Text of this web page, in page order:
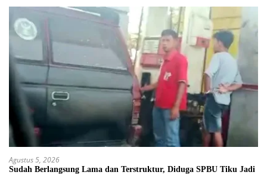
Agustus 5, 2026
Sudah Berlangsung Lama dan Terstruktur, Diduga SPBU Tiku Jadi